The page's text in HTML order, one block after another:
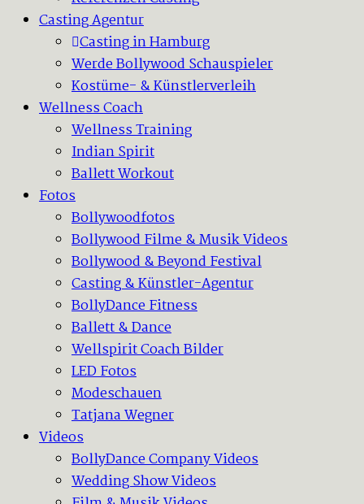
Casting Agentur
Casting in Hamburg
Werde Bollywood Schauspieler
Kostüme- & Künstlerverleih
Wellness Coach
Wellness Training
Indian Spirit
Ballett Workout
Fotos
Bollywoodfotos
Bollywood Filme & Musik Videos
Bollywood & Beyond Festival
Casting & Künstler-Agentur
BollyDance Fitness
Ballett & Dance
Wellspirit Coach Bilder
LED Fotos
Modeschauen
Tatjana Wegner
Videos
BollyDance Company Videos
Wedding Show Videos